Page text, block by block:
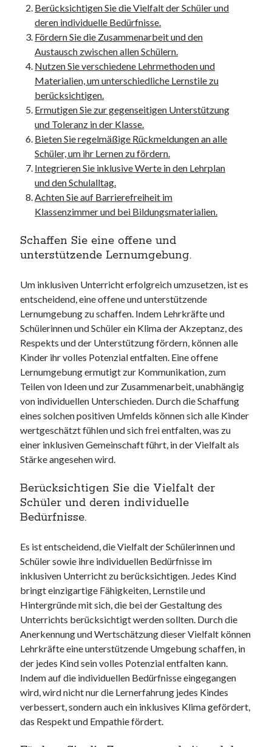
websiten
wordpress
Berücksichtigen Sie die Vielfalt der Schüler und
deren individuelle Bedürfnisse.
Fördern Sie die Zusammenarbeit und den
Austausch zwischen allen Schülern.
Nutzen Sie verschiedene Lehrmethoden und
Materialien, um unterschiedliche Lernstile zu
berücksichtigen.
Ermutigen Sie zur gegenseitigen Unterstützung
und Toleranz in der Klasse.
Bieten Sie regelmäßige Rückmeldungen an alle
Schüler, um ihr Lernen zu fördern.
Integrieren Sie inklusive Werte in den Lehrplan
und den Schulalltag.
Achten Sie auf Barrierefreiheit im
Klassenzimmer und bei Bildungsmaterialien.
Schaffen Sie eine offene und
unterstützende Lernumgebung.
Um inklusiven Unterricht erfolgreich umzusetzen, ist es
entscheidend, eine offene und unterstützende
Lernumgebung zu schaffen. Indem Lehrkräfte und
Schülerinnen und Schüler ein Klima der Akzeptanz, des
Respekts und der Unterstützung fördern, können alle
Kinder ihr volles Potenzial entfalten. Eine offene
Lernumgebung ermutigt zur Kommunikation, zum
Teilen von Ideen und zur Zusammenarbeit, unabhängig
von individuellen Unterschieden. Durch die Schaffung
eines solchen positiven Umfelds können sich alle Kinder
wertgeschätzt fühlen und sich frei entfalten, was zu
einer inklusiven Gemeinschaft führt, in der Vielfalt als
Stärke angesehen wird.
Berücksichtigen Sie die Vielfalt der
Schüler und deren individuelle
Bedürfnisse.
Es ist entscheidend, die Vielfalt der Schülerinnen und
Schüler sowie ihre individuellen Bedürfnisse im
inklusiven Unterricht zu berücksichtigen. Jedes Kind
bringt einzigartige Fähigkeiten, Lernstile und
Hintergründe mit sich, die bei der Gestaltung des
Unterrichts berücksichtigt werden sollten. Durch die
Anerkennung und Wertschätzung dieser Vielfalt können
Lehrkräfte eine unterstützende Umgebung schaffen, in
der jedes Kind sein volles Potenzial entfalten kann.
Indem auf die individuellen Bedürfnisse eingegangen
wird, wird nicht nur die Lernerfahrung jedes Kindes
verbessert, sondern auch ein inklusives Klima gefördert,
das Respekt und Empathie fördert.